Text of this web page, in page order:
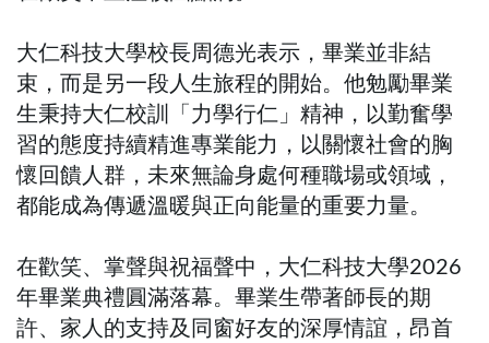
大仁科技大學校長周德光表示，畢業並非結
束，而是另一段人生旅程的開始。他勉勵畢業
生秉持大仁校訓「力學行仁」精神，以勤奮學
習的態度持續精進專業能力，以關懷社會的胸
懷回饋人群，未來無論身處何種職場或領域，
都能成為傳遞溫暖與正向能量的重要力量。
在歡笑、掌聲與祝福聲中，大仁科技大學2026
年畢業典禮圓滿落幕。畢業生帶著師長的期
許、家人的支持及同窗好友的深厚情誼，昂首